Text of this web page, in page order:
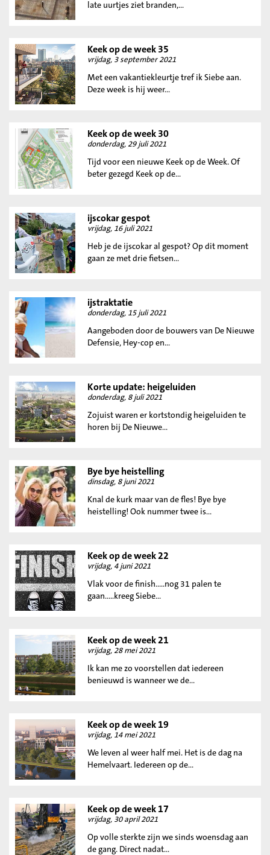
late uurtjes ziet branden,...
Keek op de week 35
vrijdag, 3 september 2021
Met een vakantiekleurtje tref ik Siebe aan.
Deze week is hij weer...
Keek op de week 30
donderdag, 29 juli 2021
Tijd voor een nieuwe Keek op de Week. Of
beter gezegd Keek op de...
ijscokar gespot
vrijdag, 16 juli 2021
Heb je de ijscokar al gespot? Op dit moment
gaan ze met drie fietsen...
ijstraktatie
donderdag, 15 juli 2021
Aangeboden door de bouwers van De Nieuwe
Defensie, Hey-cop en...
Korte update: heigeluiden
donderdag, 8 juli 2021
Zojuist waren er kortstondig heigeluiden te
horen bij De Nieuwe...
Bye bye heistelling
dinsdag, 8 juni 2021
Knal de kurk maar van de fles! Bye bye
heistelling! Ook nummer twee is...
Keek op de week 22
vrijdag, 4 juni 2021
Vlak voor de finish.....nog 31 palen te
gaan.....kreeg Siebe...
Keek op de week 21
vrijdag, 28 mei 2021
Ik kan me zo voorstellen dat iedereen
benieuwd is wanneer we de...
Keek op de week 19
vrijdag, 14 mei 2021
We leven al weer half mei. Het is de dag na
Hemelvaart. Iedereen op de...
Keek op de week 17
vrijdag, 30 april 2021
Op volle sterkte zijn we sinds woensdag aan
de gang. Direct nadat...